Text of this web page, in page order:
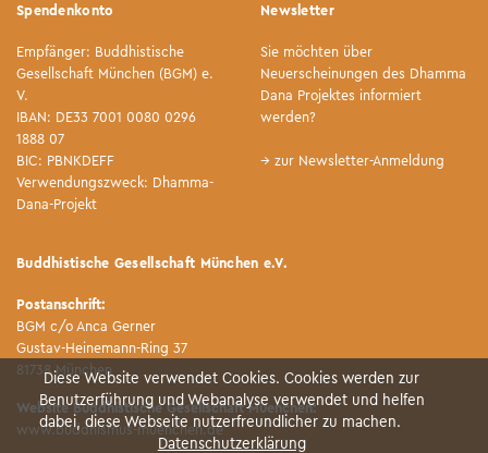
Spendenkonto
Empfänger: Buddhistische
Gesellschaft München (BGM) e.
V.
IBAN: DE33 7001 0080 0296
1888 07
BIC: PBNKDEFF
Verwendungszweck: Dhamma-
Dana-Projekt
Newsletter
Sie möchten über
Neuerscheinungen des Dhamma
Dana Projektes informiert
werden?
→ zur Newsletter-Anmeldung
Buddhistische Gesellschaft München e.V.
Postanschrift:
BGM c/o Anca Gerner
Gustav-Heinemann-Ring 37
81738 München
Website Buddhistische Gesellschaft Muenchen:
www.buddhismus-muenchen.de
Diese Website verwendet Cookies. Cookies werden zur
Benutzerführung und Webanalyse verwendet und helfen
dabei, diese Webseite nutzerfreundlicher zu machen.
Datenschutzerklärung